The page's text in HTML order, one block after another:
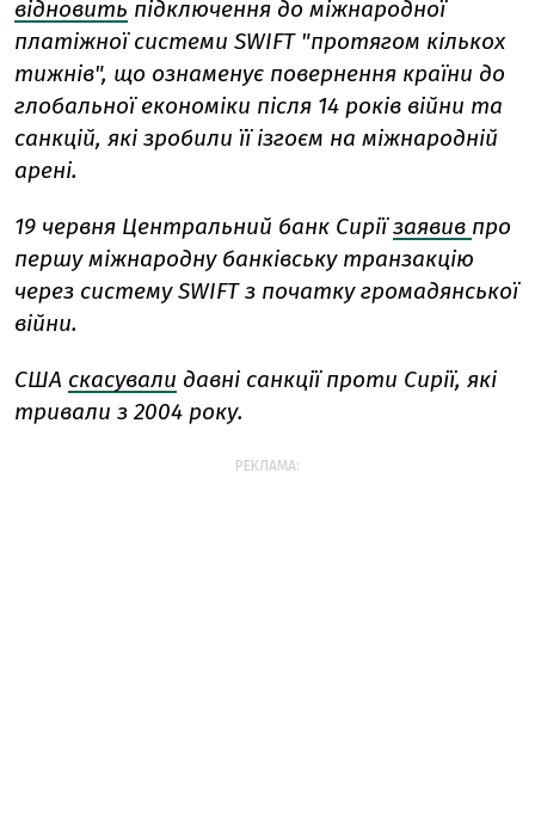
відновить підключення до міжнародної
платіжної системи SWIFT "протягом кількох
тижнів", що ознаменує повернення країни до
глобальної економіки після 14 років війни та
санкцій, які зробили її ізгоєм на міжнародній
арені.
19 червня Центральний банк Сиріїзаявив про
першу міжнародну банківську транзакцію
через систему SWIFT з початку громадянської
війни.
США скасували давні санкції проти Сирії, які
тривали з 2004 року.
РЕКЛАМА: